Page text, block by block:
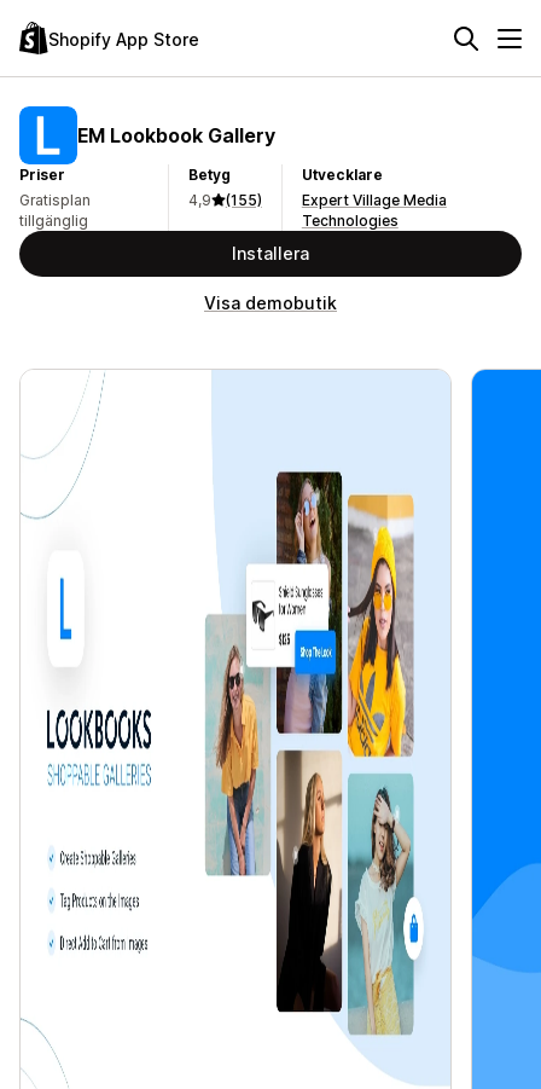
Shopify App Store
EM Lookbook Gallery
Priser
Gratisplan
tillgänglig
Betyg
4,9
(155)
Utvecklare
Expert Village Media
Technologies
Installera
Visa demobutik